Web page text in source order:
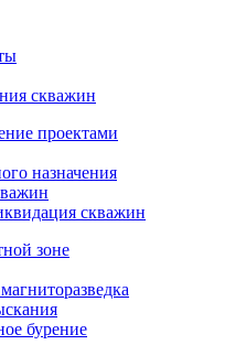
скважин
проектами
назначения
скважин
зоне
бурение